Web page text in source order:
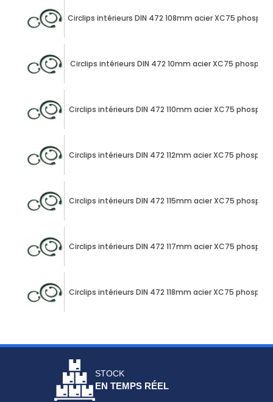
Circlips intérieurs DIN 472 108mm acier XC75
Circlips intérieurs DIN 472 10mm acier XC75
Circlips intérieurs DIN 472 110mm acier XC75
Circlips intérieurs DIN 472 112mm acier XC75
Circlips intérieurs DIN 472 115mm acier XC75
Circlips intérieurs DIN 472 117mm acier XC75
Circlips intérieurs DIN 472 118mm acier XC75
STOCK
EN TEMPS RÉEL